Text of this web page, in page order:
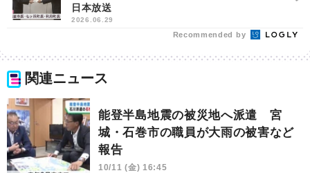
日本放送
2026.06.29
Recommended by
関連ニュース
能登半島地震の被災地へ派遣 宮
城・石巻市の職員が大雨の被害など
報告
10/11 (金) 16:45